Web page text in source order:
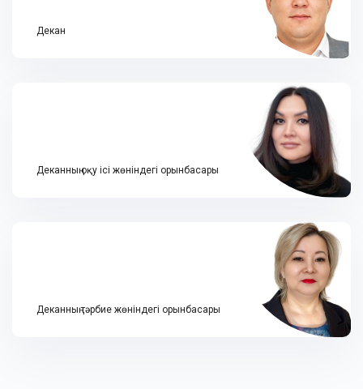
Декан
Деканның оқу ісі жөніндегі орынбасары
Деканның тәрбие жөніндегі орынбасары